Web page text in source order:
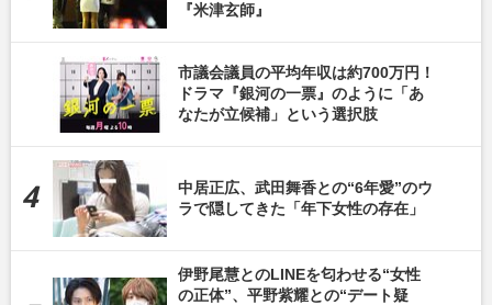
『米津玄師』
市議会議員の平均年収は約700万円！
ドラマ『銀河の一票』のように「あ
なたが立候補」という選択肢
中居正広、武田舞香との“6年愛”のウ
ラで隠してきた「年下女性の存在」
伊野尾慧とのLINEを匂わせる“女性
の正体”、平野紫耀との“デート疑